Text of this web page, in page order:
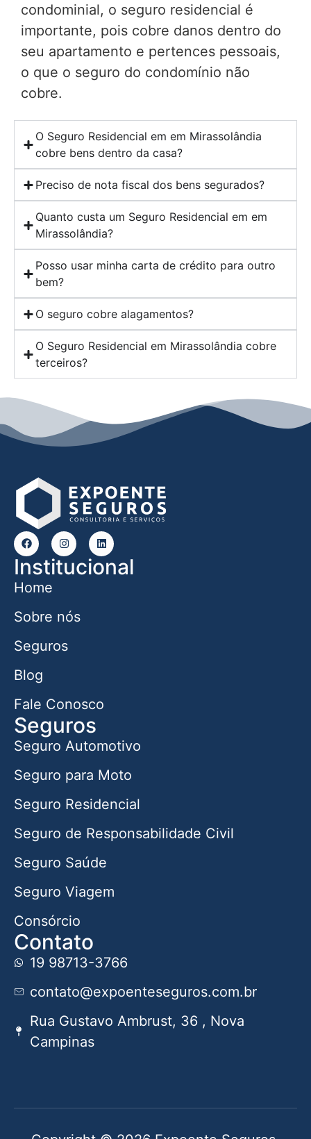
condominial, o seguro residencial é
importante, pois cobre danos dentro do
seu apartamento e pertences pessoais,
o que o seguro do condomínio não
cobre.
O Seguro Residencial em em Mirassolândia
cobre bens dentro da casa?
Preciso de nota fiscal dos bens segurados?
Quanto custa um Seguro Residencial em em
Mirassolândia?
Posso usar minha carta de crédito para outro
bem?
O seguro cobre alagamentos?
O Seguro Residencial em Mirassolândia cobre
terceiros?
Institucional
Home
Sobre nós
Seguros
Blog
Fale Conosco
Seguros
Seguro Automotivo
Seguro para Moto
Seguro Residencial
Seguro de Responsabilidade Civil
Seguro Saúde
Seguro Viagem
Consórcio
Contato
19 98713-3766
contato@expoenteseguros.com.br
Rua Gustavo Ambrust, 36 , Nova
Campinas